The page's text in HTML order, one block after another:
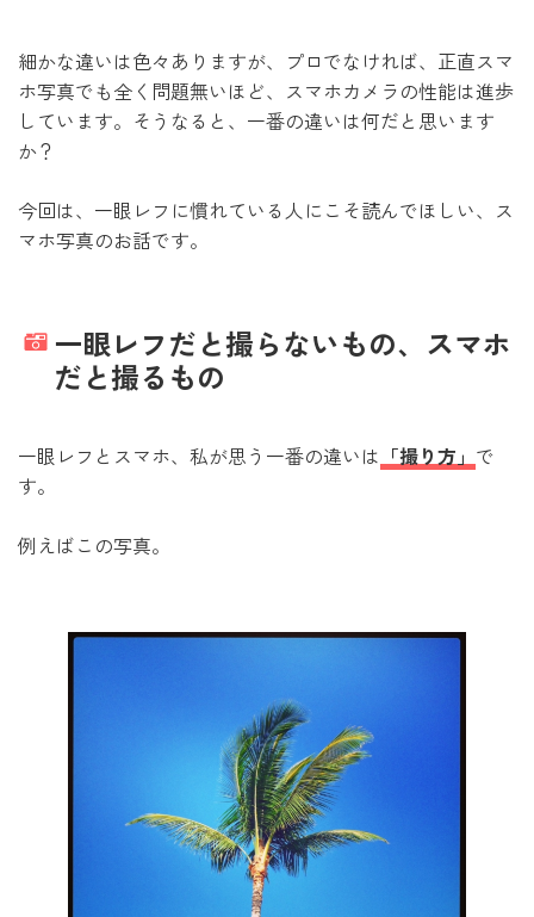
細かな違いは色々ありますが、プロでなければ、正直スマ
ホ写真でも全く問題無いほど、スマホカメラの性能は進歩
しています。そうなると、一番の違いは何だと思います
か？
今回は、一眼レフに慣れている人にこそ読んでほしい、ス
マホ写真のお話です。
一眼レフだと撮らないもの、スマホ
だと撮るもの
一眼レフとスマホ、私が思う一番の違いは 「撮り方」 で
す。
例えばこの写真。